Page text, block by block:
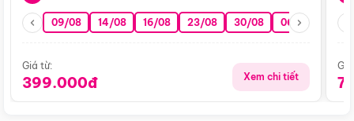
09/08 14/08 16/08 23/08 30/08 06/09 13/09
Giá từ:
399.000đ Xem chi tiết